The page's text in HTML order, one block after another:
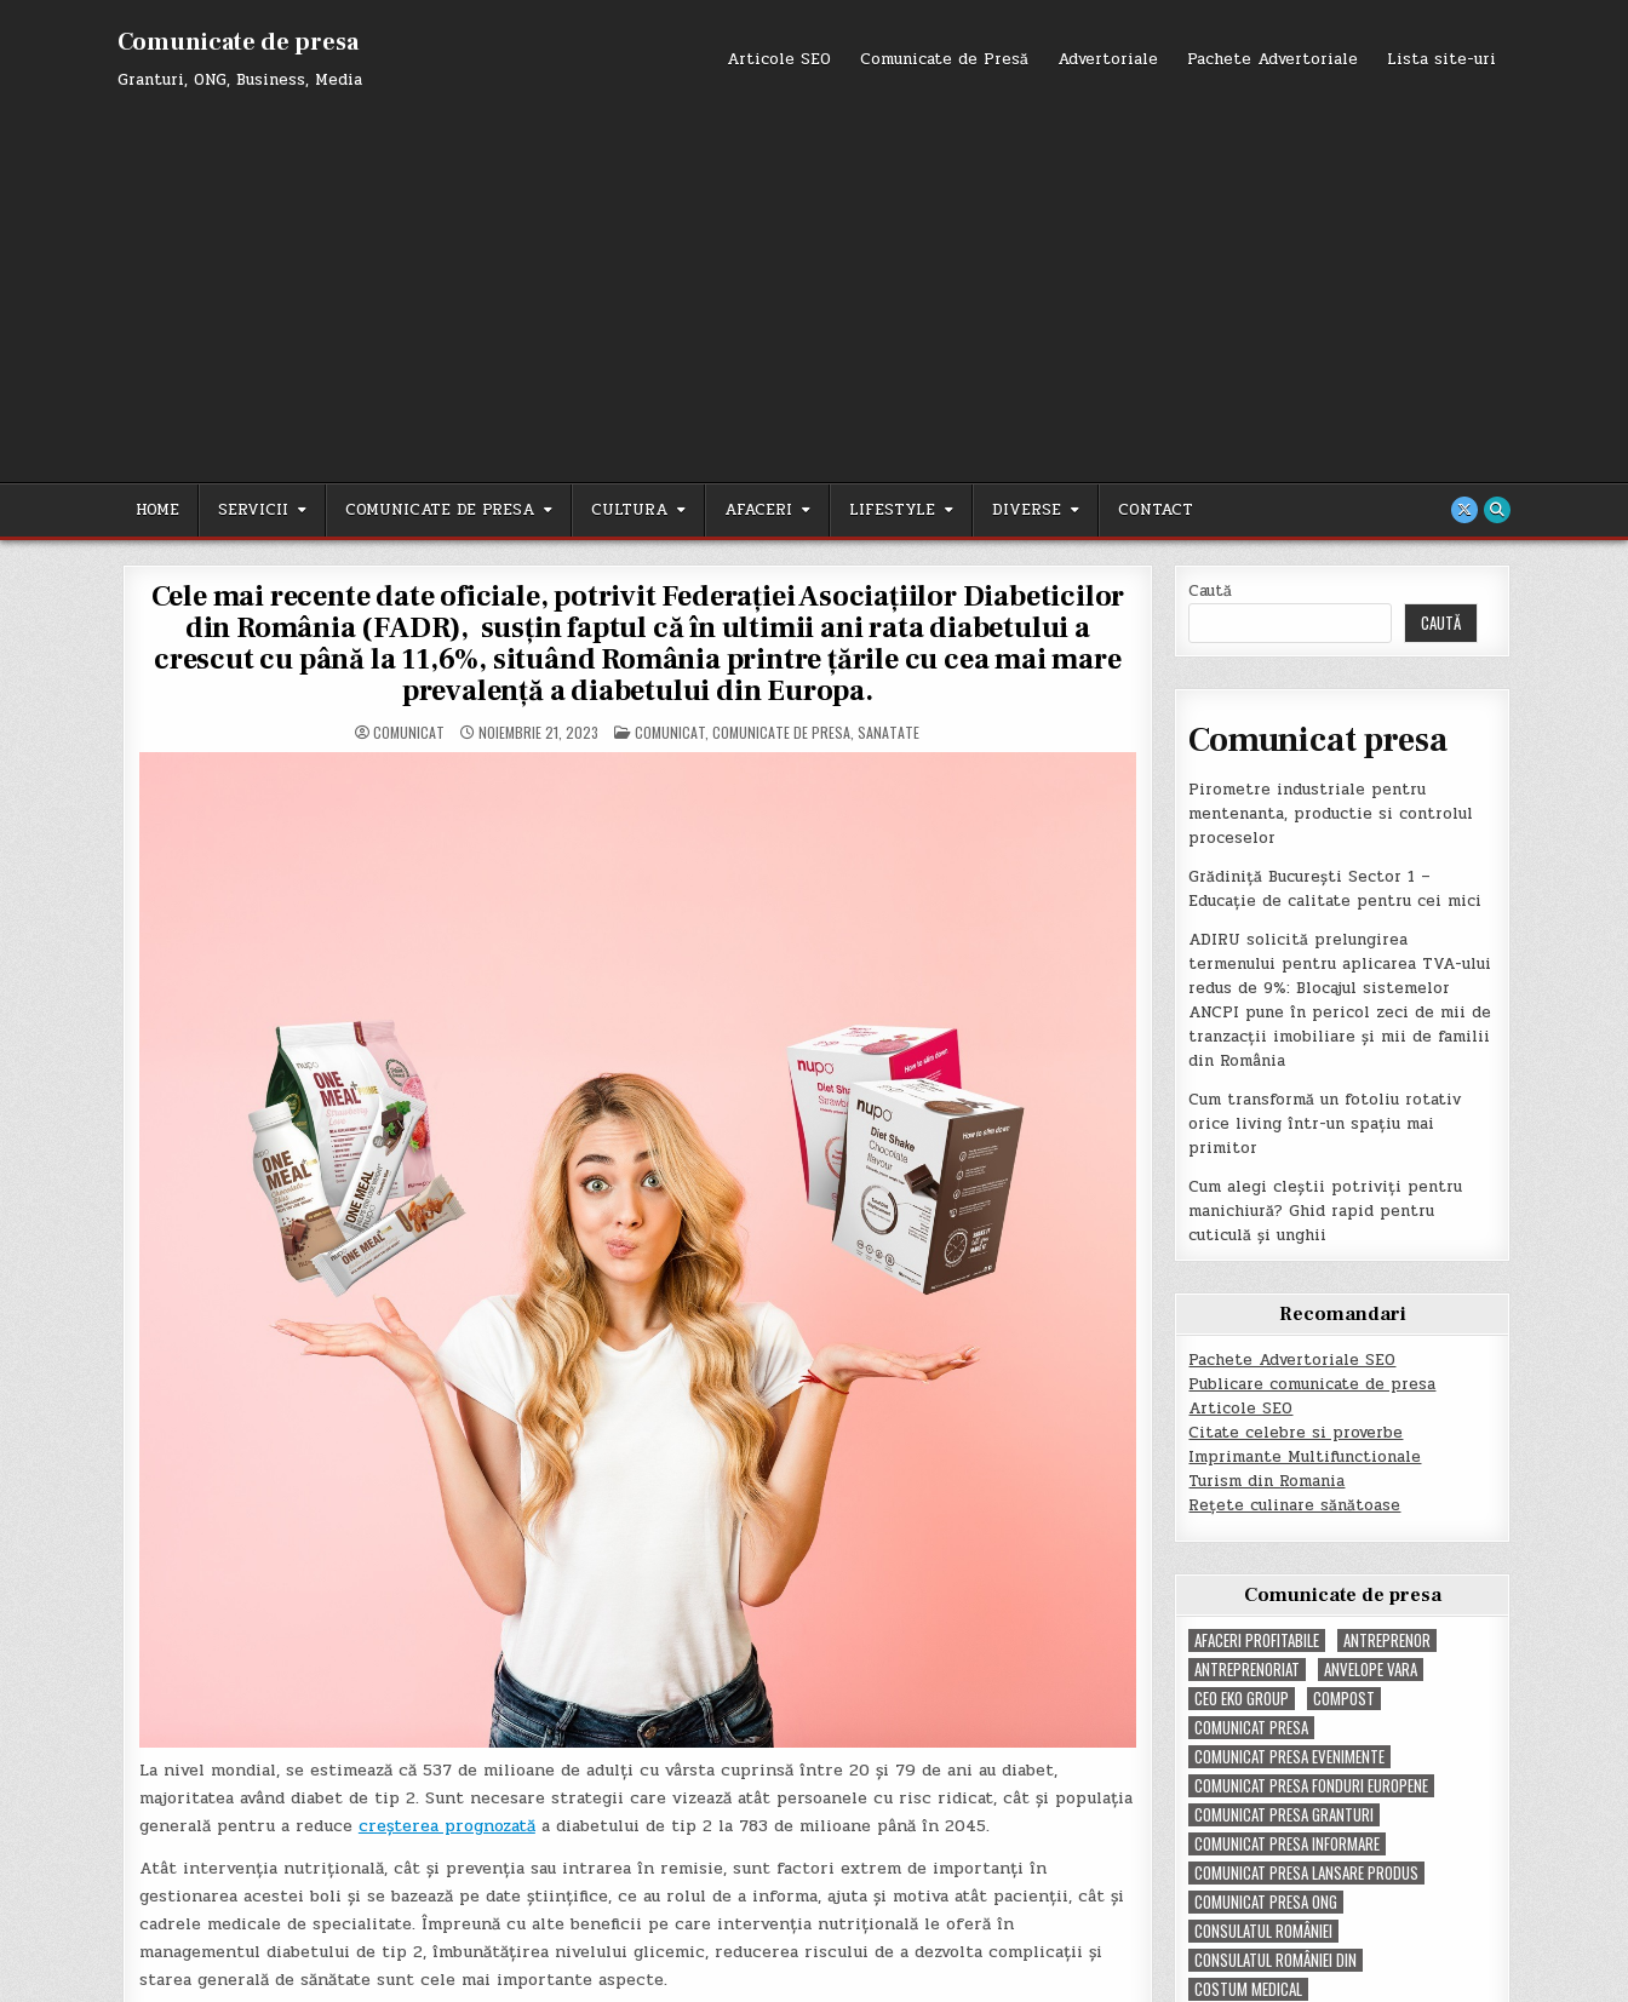
Comunicate de presa
Granturi, ONG, Business, Media
Articole SEO Comunicate de Presă Advertoriale Pachete Advertoriale Lista site-uri
HOME SERVICII COMUNICATE DE PRESA CULTURA AFACERI LIFESTYLE DIVERSE CONTACT
Cele mai recente date oficiale, potrivit Federației Asociațiilor Diabeticilor
din România (FADR), susțin faptul că în ultimii ani rata diabetului a
crescut cu până la 11,6%, situând România printre țările cu cea mai mare
prevalență a diabetului din Europa.
COMUNICAT NOIEMBRIE 21, 2023 POSTED
IN
COMUNICAT ,COMUNICATE DE PRESA ,SANATATE
La nivel mondial, se estimează că 537 de milioane de adulți cu vârsta cuprinsă între 20 și 79 de ani au diabet,
majoritatea având diabet de tip 2. Sunt necesare strategii care vizează atât persoanele cu risc ridicat, cât și populația
generală pentru a reduce creșterea prognozatăa diabetului de tip 2 la 783 de milioane până în 2045.
Atât intervenția nutrițională, cât și prevenția sau intrarea în remisie, sunt factori extrem de importanți în
gestionarea acestei boli și se bazează pe date științifice, ce au rolul de a informa, ajuta și motiva atât pacienții, cât și
cadrele medicale de specialitate. Împreună cu alte beneficii pe care intervenția nutrițională le oferă în
managementul diabetului de tip 2, îmbunătățirea nivelului glicemic, reducerea riscului de a dezvolta complicații și
starea generală de sănătate sunt cele mai importante aspecte.
Caută
CAUTĂ
Comunicat presa
Pirometre industriale pentru
mentenanta, productie si controlul
proceselor
Grădiniță București Sector 1 –
Educație de calitate pentru cei mici
ADIRU solicită prelungirea
termenului pentru aplicarea TVA-ului
redus de 9%: Blocajul sistemelor
ANCPI pune în pericol zeci de mii de
tranzacții imobiliare și mii de familii
din România
Cum transformă un fotoliu rotativ
orice living într-un spațiu mai
primitor
Cum alegi cleștii potriviți pentru
manichiură? Ghid rapid pentru
cuticulă și unghii
Recomandari
Pachete Advertoriale SEO
Publicare comunicate de presa
Articole SEO
Citate celebre si proverbe
Imprimante Multifunctionale
Turism din Romania
Rețete culinare sănătoase
Comunicate de presa
AFACERI PROFITABILE
ANTREPRENOR
ANTREPRENORIAT
ANVELOPE VARA
CEO EKO GROUP
COMPOST
COMUNICAT PRESA
COMUNICAT PRESA EVENIMENTE
COMUNICAT PRESA FONDURI EUROPENE
COMUNICAT PRESA GRANTURI
COMUNICAT PRESA INFORMARE
COMUNICAT PRESA LANSARE PRODUS
COMUNICAT PRESA ONG
CONSULATUL ROMÂNIEI
CONSULATUL ROMÂNIEI DIN
COSTUM MEDICAL